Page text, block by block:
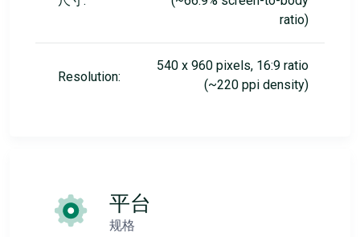
ratio)
Resolution:
540 x 960 pixels, 16:9 ratio
(~220 ppi density)
平台
规格